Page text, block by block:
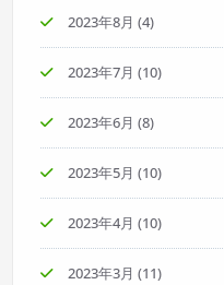
2023年8月 (4)
2023年7月 (10)
2023年6月 (8)
2023年5月 (10)
2023年4月 (10)
2023年3月 (11)